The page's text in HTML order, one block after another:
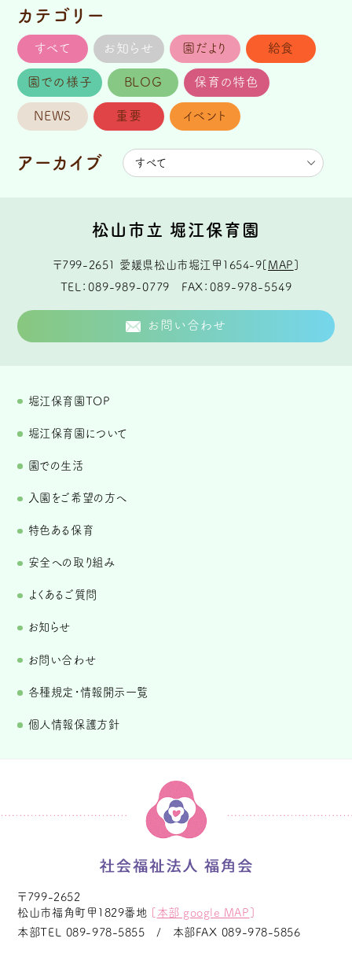
カテゴリー
すべて お知らせ 園だより 給食
園での様子 BLOG 保育の特色
NEWS 重要 イベント
アーカイブ
松山市立 堀江保育園
〒799-2651 愛媛県松山市堀江甲1654-9 [ MAP ]
TEL
089-989-0779 FAX 089-978-5549
お問い合わせ
堀江保育園TOP
堀江保育園について
園での生活
入園をご希望の方へ
特色ある保育
安全への取り組み
よくあるご質問
お知らせ
お問い合わせ
各種規定・情報開示一覧
個人情報保護方針
〒799-2652
松山市福角町甲1829番地
本部 google MAP ]
本部TEL
089-978-5855 本部FAX 089-978-5856